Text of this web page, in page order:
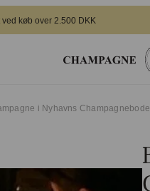
fragt ved køb over 2.500 DKK
nye generation
i Nyhavns